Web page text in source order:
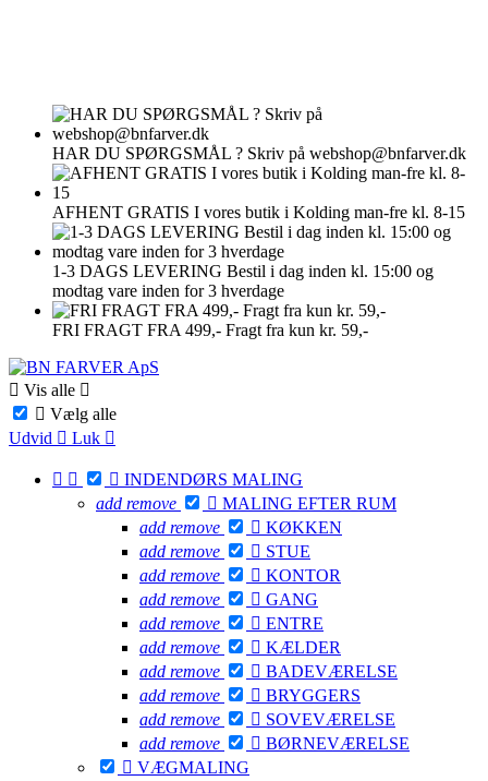
HAR DU SPØRGSMÅL ? Skriv på webshop@bnfarver.dk
AFHENT GRATIS I vores butik i Kolding man-fre kl. 8-15
1-3 DAGS LEVERING Bestil i dag inden kl. 15:00 og
modtag vare inden for 3 hverdage
FRI FRAGT FRA 499,- Fragt fra kun kr. 59,-
 Vis alle 
 Vælg alle
Udvid  Luk 
   INDENDØRS MALING
add remove  MALING EFTER RUM
add remove  KØKKEN
add remove  STUE
add remove  KONTOR
add remove  GANG
add remove  ENTRE
add remove  KÆLDER
add remove  BADEVÆRELSE
add remove  BRYGGERS
add remove  SOVEVÆRELSE
add remove  BØRNEVÆRELSE
 VÆGMALING